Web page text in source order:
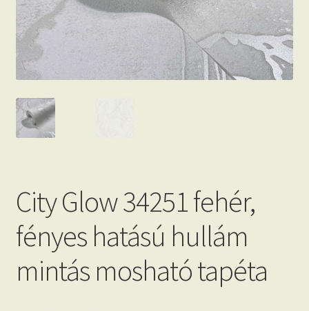
City Glow 34251 fehér,
fényes hatású hullám
mintás mosható tapéta